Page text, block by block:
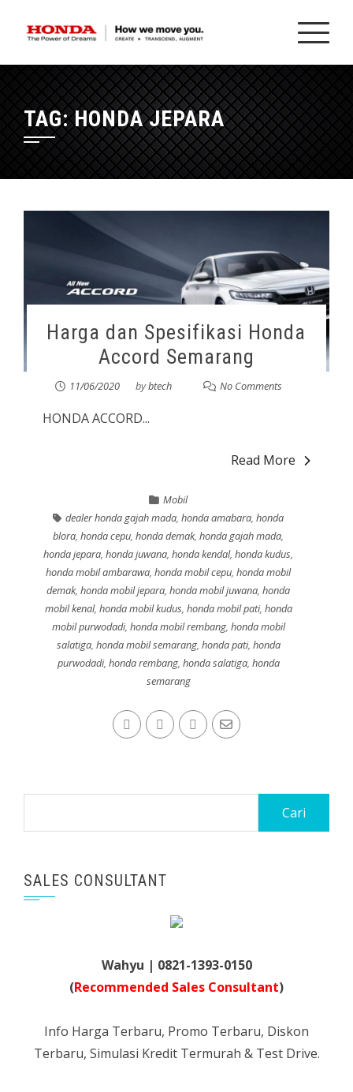
TAG:HONDA JEPARA
Harga dan Spesifikasi Honda
Accord Semarang
11/06/2020 bybtech No Comments
HONDA ACCORD...
Read More
Mobil
dealer honda gajah mada,honda amabara,honda
blora,honda cepu,honda demak,honda gajah mada,
honda jepara,honda juwana,honda kendal,honda kudus,
honda mobil ambarawa,honda mobil cepu,honda mobil
demak,honda mobil jepara,honda mobil juwana,honda
mobil kenal, honda mobil kudus, honda mobil pati, honda
mobil purwodadi, honda mobil rembang, honda mobil
salatiga, honda mobil semarang, honda pati, honda
purwodadi, honda rembang, honda salatiga, honda
semarang
SALES CONSULTANT
Wahyu | 0821-1393-0150
(Recommended Sales Consultant)
Info Harga Terbaru, Promo Terbaru, Diskon
Terbaru, Simulasi Kredit Termurah & Test Drive.